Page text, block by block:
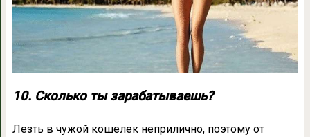
10. Сколько ты зарабатываешь?
Лезть в чужой кошелек неприлично, поэтому от